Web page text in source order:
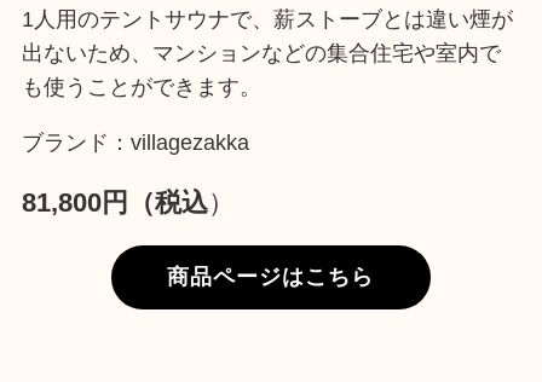
1人用のテントサウナで、薪ストーブとは違い煙が
出ないため、マンションなどの集合住宅や室内で
も使うことができます。
ブランド：villagezakka
81,800円（税込）
商品ページはこちら